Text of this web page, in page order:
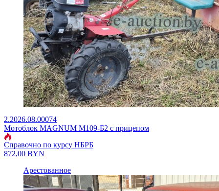
2.2026.08.00074
Мотоблок MAGNUM M109-Б2 с прицепом
Справочно по курсу НБРБ
872,00 BYN
Арестованное